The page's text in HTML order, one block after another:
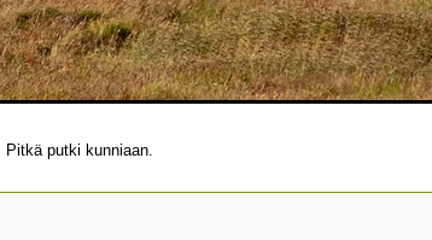
Pitkä putki kunniaan.